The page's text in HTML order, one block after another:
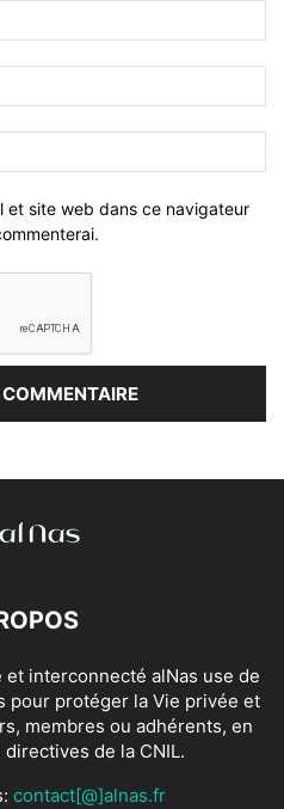
et site web dans ce navigateur
interconnecté alNas use de
pour protéger la Vie privée et
membres ou adhérents, en
directives de la CNIL.
contact[@]alnas.fr